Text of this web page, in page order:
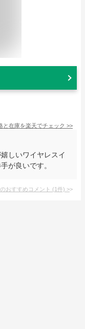
と在庫を楽天でチェック >>
しいワイヤレスイ
が良いです。
おすすめコメント (1件) >